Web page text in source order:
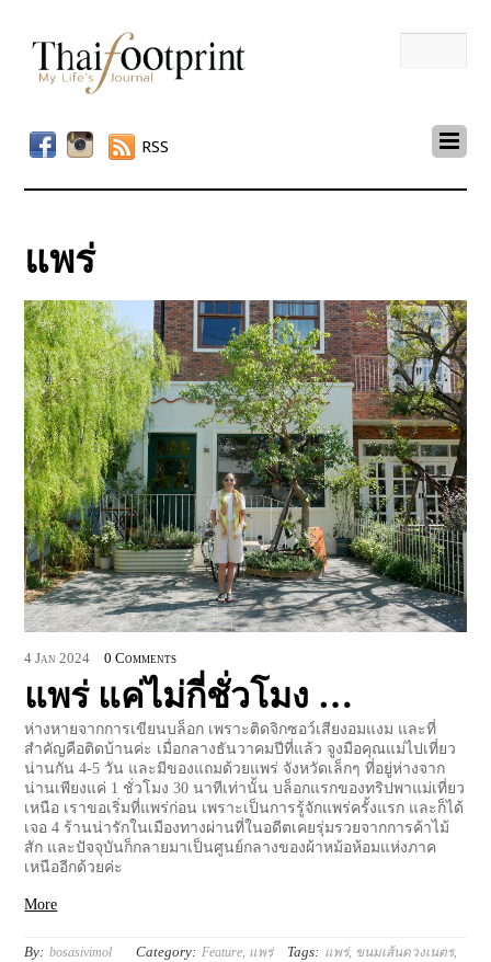
RSS
แพร่
4 Jan 2024 0 Comments
แพร่ แค่ไม่กี่ชั่วโมง …
ห่างหายจากการเขียนบล็อก เพราะติดจิกซอว์เสียงอมแงม และที่
สำคัญคือติดบ้านค่ะ เมื่อกลางธันวาคมปีที่แล้ว จูงมือคุณแม่ไปเที่ยว
น่านกัน 4-5 วัน และมีของแถมด้วยแพร่ จังหวัดเล็กๆ ที่อยู่ห่างจาก
น่านเพียงแค่ 1 ชั่วโมง 30 นาทีเท่านั้น บล็อกแรกของทริปพาแม่เที่ยว
เหนือ เราขอเริ่มที่แพร่ก่อน เพราะเป็นการรู้จักแพร่ครั้งแรก และก็ได้
เจอ 4 ร้านน่ารักในเมืองทางผ่านที่ในอดีตเคยรุ่มรวยจากการค้าไม้
สัก และปัจจุบันก็กลายมาเป็นศูนย์กลางของผ้าหม้อห้อมแห่งภาค
เหนืออีกด้วยค่ะ
More
By: bosasivimol Category: Feature, แพร่ Tags: แพร่, ขนมเส้นดวงเนตร,